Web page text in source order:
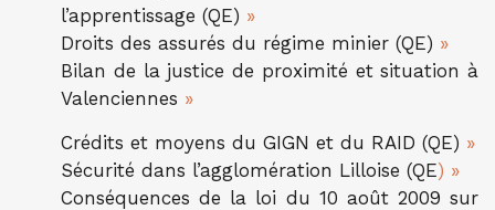
l’apprentissage (QE) »
Droits des assurés du régime minier (QE) »
Bilan de la justice de proximité et situation à
Valenciennes »
Crédits et moyens du GIGN et du RAID (QE) »
Sécurité dans l’agglomération Lilloise (QE) »
Conséquences de la loi du 10 août 2009 sur